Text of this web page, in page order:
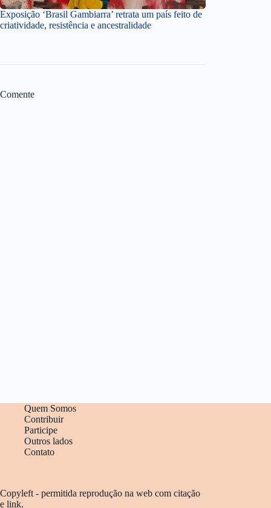
Exposição ‘Brasil Gambiarra’ retrata um país feito de
criatividade, resistência e ancestralidade
Comente
Quem Somos
Contribuir
Participe
Outros lados
Contato
Copyleft - permitida reprodução na web com citação
e link.